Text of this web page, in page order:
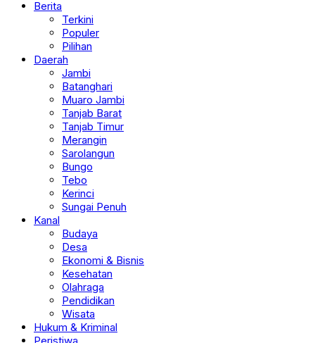
Populer
Pilihan
Daerah
Jambi
Batanghari
Muaro Jambi
Tanjab Barat
Tanjab Timur
Merangin
Sarolangun
Bungo
Tebo
Kerinci
Sungai Penuh
Kanal
Desa
Ekonomi & Bisnis
Kesehatan
Olahraga
Pendidikan
Wisata
Hukum & Kriminal
Peristiwa